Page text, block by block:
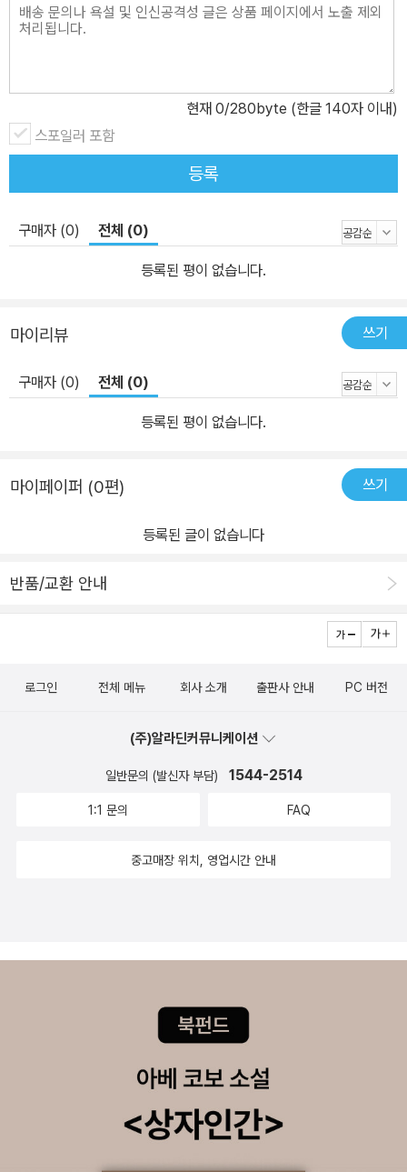
그대로 보존합니다. 맡고있는 동안에는 절대 낡거나 상하지 않습니
다. 그 대가로 손님의 수명 일 년을 받습니다. …… 천천히 생각해 보시
에 묘미가 있습니다. 분명 소중한 물건이긴 한데, 목숨을 지불할 만큼
인지는 잘 모르겠지요. 토끼 인형을 맡기러 온 릴리도, 눈사람을 맡기
러 온 롤로도 망설이기는 마찬가지입니다. ‘그래도 겨우 인형인데’ ‘눈
사람은 또 만들면 되지 않을까’……. 과연 릴리와 롤로는 십 년 가게에
맡길까요? 십 년 가게에서 보관하는 물건은 고물이나 다름없어 보이
는 누더기 신발에 망가진 장난감, 어디에 쓰이는지 모를 물건들이지
만, 그 하나하나에서 ‘소중한 것’, ‘그 무엇과도 바꿀 수 없는 것’이라는
분위기를 풍깁니다. 다시 말하면, 손님들이 십 년 가게에 맡기는 것은
떻게든 하려고 고민하는 분들이라서요. ……추억의 물건은 사람마다
다릅니다. 다른 사람이 보기에는 잡동사니여도 본인에게는 더없이 소
중하지요. 그러니 버릴 수 없고, 버리고 싶지 않아요. 우리 가게는 그
런 물건을 맡아 보관해 주는 일을 합니다.” - 본문 24쪽 “어서 오세
람들은 그를 십 년 가게라고 부릅니다. 키가 크고 똑똑해 보이는 남자,
새하얀 셔츠 위에 딱 맞는 진한 갈색 조끼를 입고, 바지도 진한 갈색입
니다. 가는 은테 안경이 차분해 보입니다. 아직 젊은데 어딘지 고풍스
시는 고양이 집사입니다. 복슬복슬한 주황색 털 위에 입은 까만 조끼
와 나비넥타이가 제법 잘 어울립니다. 두려운 마음과 추운 몸을 녹여
주는 따뜻한 차와 달콤한 디저트를 손님의 취향에 딱 맞게 내주는 센
십 년 동안 물건을 보관해 줍니다. 왜 하필 십 년일까요? 세 살 생일
선물로 엄마가 직접 만들어 준 토끼 인형을 맡긴 릴리에게 십 년은 새
여자친구에게 주려고 만든 눈사람을 맡깁니다. 열아홉 살 롤로에게
니다. 가지고 있기 곤란한 물건이라면 그 물건을 어떻게 할지 충분히
마음에 십 년 가게를 찾아옵니다. 하지만 십 년이 지난 뒤에 돌아보면,
그때의 마음이 이해되어 마음이 아프기도 하고, 어리석은 자신의 모
되는 시간이기도 합니다. 이처럼 <십 년 가게>는 시간이 지나면서 일
어나는 마음의 변화에 대한 이야기입니다. 시간은 마음을 더 진하게,
때로는 흐리게 만들어 줍니다. 이것이 바로 ‘시간의 마법’이지요. 반대
현재 0/280byte (한글 140자 이내)
스포일러 포함
등록
구매자 (0) 전체 (0)
등록된 평이 없습니다.
마이리뷰 쓰기
구매자 (0) 전체 (0)
등록된 평이 없습니다.
마이페이퍼 (0편) 쓰기
등록된 글이 없습니다
반품/교환 안내
로그인 전체 메뉴 회사 소개 출판사 안내 PC 버전
(주)알라딘커뮤니케이션
일반문의 (발신자 부담) 1544-2514
1:1 문의 FAQ
중고매장 위치, 영업시간 안내